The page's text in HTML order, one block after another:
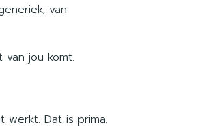
van
jou komt.
werkt. Dat is prima.